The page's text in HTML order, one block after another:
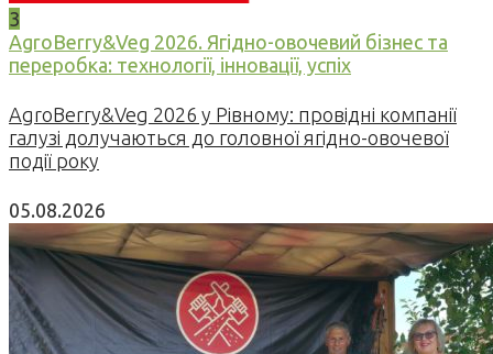
3
AgroBerry&Veg 2026. Ягідно-овочевий бізнес та
переробка: технології, інновації, успіх
AgroBerry&Veg 2026 у Рівному: провідні компанії
галузі долучаються до головної ягідно-овочевої
події року
05.08.2026